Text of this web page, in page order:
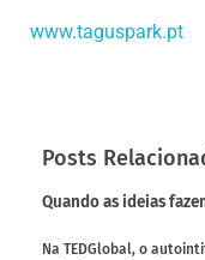
www.taguspark.pt
Posts
Quando as ideias
Na TEDGlobal, o